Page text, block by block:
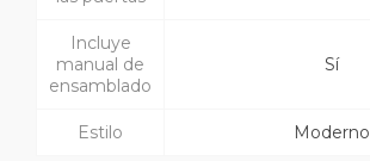
Incluye
manual de
ensamblado
Sí
Estilo Moderno